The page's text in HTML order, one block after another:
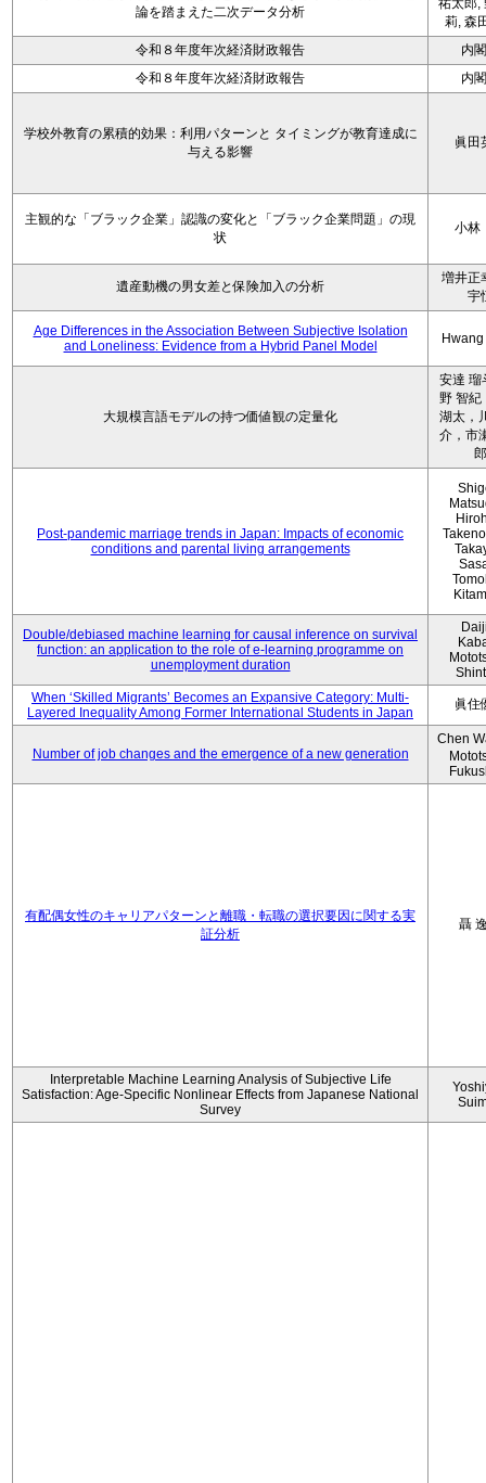
論を踏まえた二次データ分析
祐太郎,
莉, 森
令和８年度年次経済財政報告
内
令和８年度年次経済財政報告
内
学校外教育の累積的効果：利用パターンと タイミングが教育達成に
与える影響
眞田
主観的な「ブラック企業」認識の変化と「ブラック企業問題」の現
状
小
遺産動機の男女差と保険加入の分析
増井正
宇
Age Differences in the Association Between Subjective Isolation
and Loneliness: Evidence from a Hybrid Panel Model
大規模言語モデルの持つ価値観の定量化
安達 瑠
野 智紀
湖太，
介，市
郎
Post-pandemic marriage trends in Japan: Impacts of economic
conditions and parental living arrangements
Double/debiased machine learning for causal inference on survival
function: an application to the role of e-learning programme on
unemployment duration
When ‘Skilled Migrants’ Becomes an Expansive Category: Multi-
Layered Inequality Among Former International Students in Japan
眞住
Number of job changes and the emergence of a new generation
Chen
有配偶女性のキャリアパターンと離職・転職の選択要因に関する実
証分析
聶
Interpretable Machine Learning Analysis of Subjective Life
Satisfaction: Age-Specific Nonlinear Effects from Japanese National
Survey